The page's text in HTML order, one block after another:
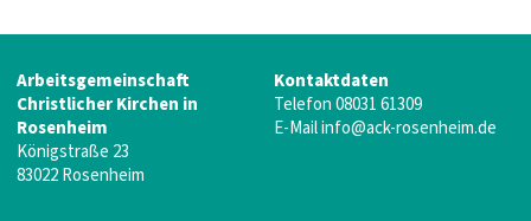
Arbeitsgemeinschaft
Christlicher Kirchen in
Rosenheim
Königstraße 23
83022 Rosenheim
Kontaktdaten
Telefon08031 61309
E-Mailinfo@ack-rosenheim.de